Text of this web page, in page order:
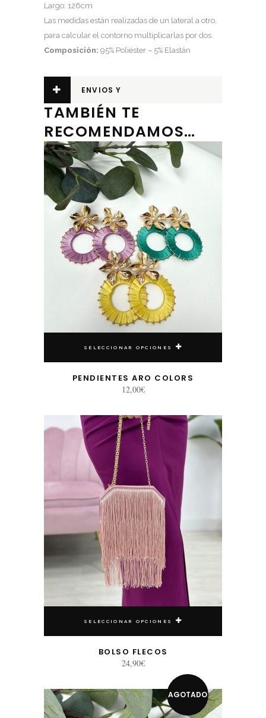
Largo: 126cm
Las medidas están realizadas de un lateral a otro,
para calcular el contorno multiplicarlas por dos.
Composición: 95% Poliéster – 5% Elastán
ENVIOS Y
DEVOLUCIONES
TAMBIÉN TE
RECOMENDAMOS…
SELECCIONAR OPCIONES
Este producto tiene múltiples variantes. Las opciones se pueden elegir en la página de producto
PENDIENTES ARO COLORS
12,00€
SELECCIONAR OPCIONES
Este producto tiene múltiples variantes. Las opciones se pueden elegir en la página de producto
BOLSO FLECOS
24,90€
AGOTADO